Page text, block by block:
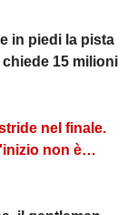
in piedi la pista
15 milioni
nel finale.
non è